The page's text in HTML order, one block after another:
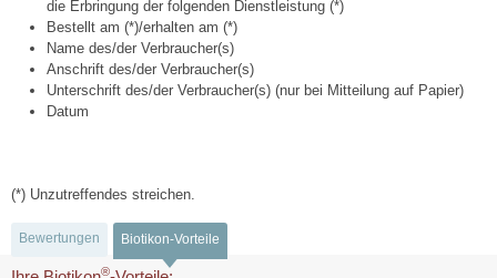
die Erbringung der folgenden Dienstleistung (*)
Bestellt am (*)/erhalten am (*)
Name des/der Verbraucher(s)
Anschrift des/der Verbraucher(s)
Unterschrift des/der Verbraucher(s) (nur bei Mitteilung auf Papier)
Datum
(*) Unzutreffendes streichen.
Bewertungen Biotikon-Vorteile
®